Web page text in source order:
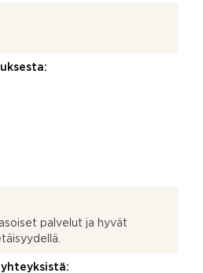
palvelut ja hyvät